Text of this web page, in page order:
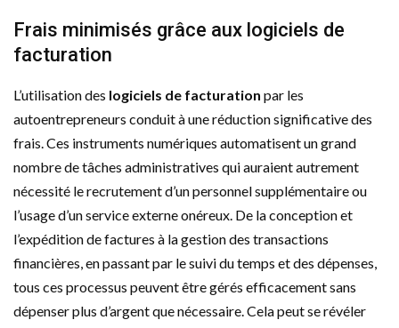
Frais minimisés grâce aux logiciels de
facturation
L’utilisation des logiciels de facturation par les
autoentrepreneurs conduit à une réduction significative des
frais. Ces instruments numériques automatisent un grand
nombre de tâches administratives qui auraient autrement
nécessité le recrutement d’un personnel supplémentaire ou
l’usage d’un service externe onéreux. De la conception et
l’expédition de factures à la gestion des transactions
financières, en passant par le suivi du temps et des dépenses,
tous ces processus peuvent être gérés efficacement sans
dépenser plus d’argent que nécessaire. Cela peut se révéler